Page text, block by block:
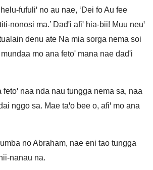
fufuliꞌ no au nae, ‘Dei fo Au fee
nonosi ma.’ Dadꞌi afiꞌ hia-bii! Muu neuꞌ
denu ate Na mia sorga nema soi
mo ana fetoꞌ mana nae dadꞌi
fetoꞌ naa nda nau tungga nema sa, naa
nggo sa. Mae taꞌo bee o, afiꞌ mo ana
no Abraham, nae eni tao tungga
nanau na.